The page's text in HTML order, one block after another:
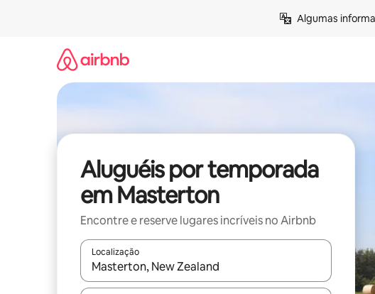
Algumas
Aluguéis por temporada
em Masterton
Encontre e reserve lugares incríveis no Airbnb
Localização
Quando os resultados estiverem disponíveis, explore-os